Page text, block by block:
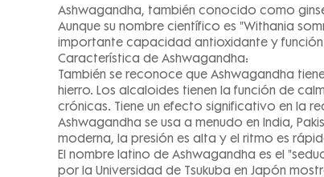
Ashwagandha, también conocido como
Aunque su nombre científico es "Withania
importante capacidad antioxidante y
Característica de Ashwagandha:
También se reconoce que Ashwagandha
hierro. Los alcaloides tienen la función de
crónicas. Tiene un efecto significativo en la
Ashwagandha se usa a menudo en India,
moderna, la presión es alta y el ritmo es
El nombre latino de Ashwagandha es el
por la Universidad de Tsukuba en Japón